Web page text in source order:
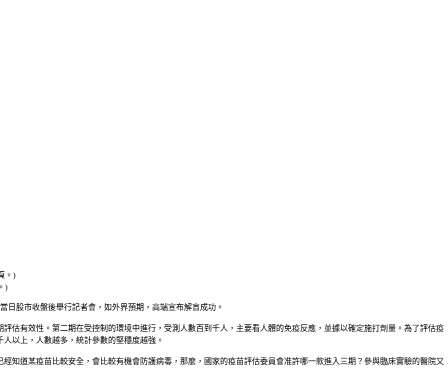
)
日股市收盤後舉行記者會，如外界預期，高端宣布解盲成功。
估有效性。第二期在受控制的環境中進行，受測人數百到千人，主要看人體的免疫反應，並據以確定施打劑量。為了評估疫
以上，人數越多，統計參數的堅穩度越強。
知道某疫苗比較安全，會比較有機會防護病毒，那麼，國家的疫苗評估委員會准許哪一款進入三期？參與臨床實驗的醫院又